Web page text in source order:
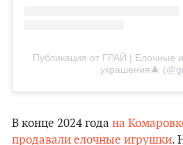
Публикация от ГРАЙ | Елочные
украшения🎄
В конце 2024 года на
продавали елочные игрушки.